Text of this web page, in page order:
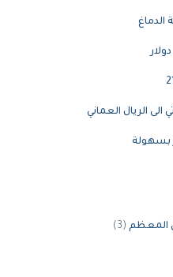
الدماغ
الى الريال العماني
بسهولة
المعظم (3)